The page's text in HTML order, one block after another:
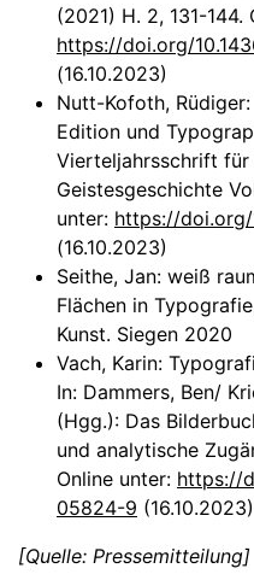
(2021) H. 2, 131-144.
https://doi.org/
(16.10.2023)
Nutt-Kofoth,
Edition und
Vierteljahrsschrift
Geistesgeschichte
unter: https://doi.org/
(16.10.2023)
Seithe, Jan: weiß
Flächen in
Kunst. Siegen 2020
Vach, Karin:
In: Dammers, Ben/
(Hgg.): Das
und analytische
Online unter: https://
05824-9 (16.10.2023)
[Quelle: Pressemitteilung]